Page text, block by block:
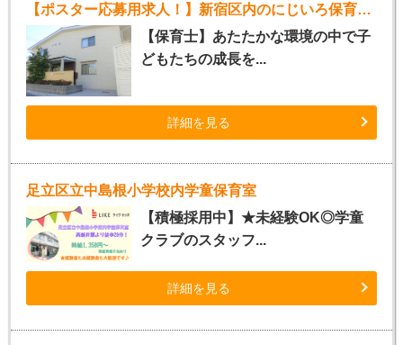
【ポスター応募用求人！】新宿区内のにじいろ保育園（パート）
【保育士】あたたかな環境の中で子
どもたちの成長を...
詳細を見る
足立区立中島根小学校内学童保育室
【積極採用中】★未経験OK◎学童
クラブのスタッフ...
詳細を見る